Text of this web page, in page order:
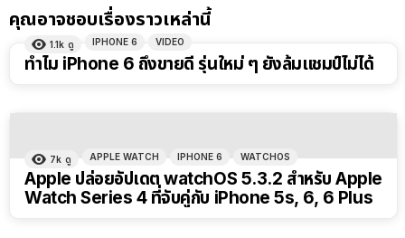
คุณอาจชอบเรื่องราวเหล่านี้
1.1k ดู IPHONE 6 VIDEO
ทำไม iPhone 6 ถึงขายดี รุ่นใหม่ ๆ ยังล้มแชมป์ไม่ได้
7k ดู APPLE WATCH IPHONE 6 WATCHOS
Apple ปล่อยอัปเดต watchOS 5.3.2 สำหรับ Apple
Watch Series 4 ที่จับคู่กับ iPhone 5s, 6, 6 Plus